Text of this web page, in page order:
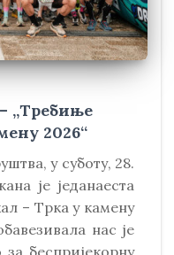
„Требиње
2026“
у суботу, 28.
је једанаеста
– Трка у камену
нас је